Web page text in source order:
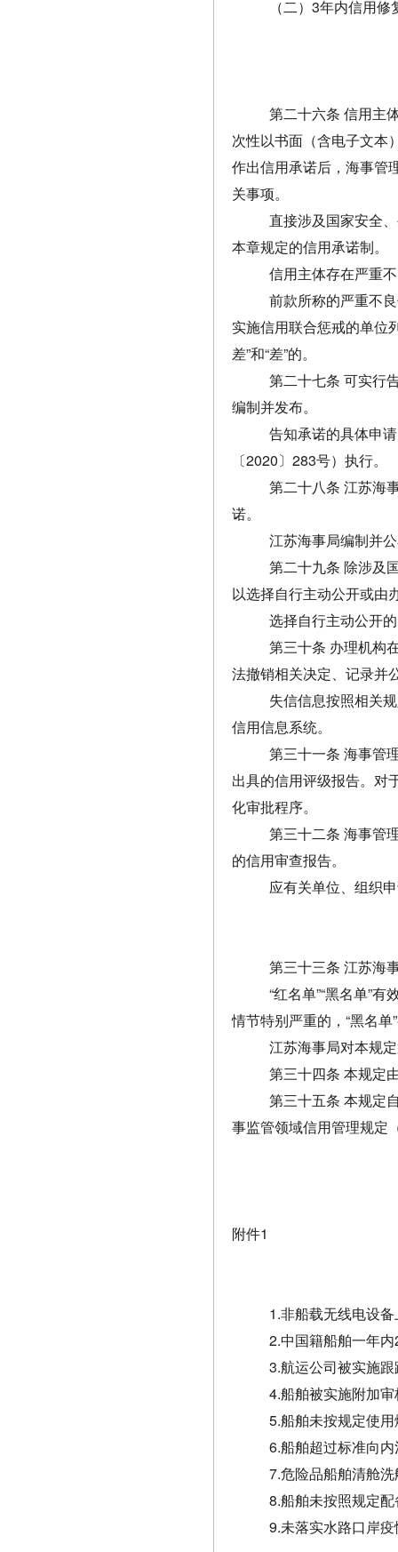
（二）3年内信用
第二十六条 信用主
次性以书面（含电子文本
作出信用承诺后，海事管
关事项。
直接涉及国家安全
本章规定的信用承诺制。
信用主体存在严重
前款所称的严重不
实施信用联合惩戒的单位
差”和“差”的。
第二十七条 可实行
编制并发布。
告知承诺的具体申
〔2020〕283号）执行。
第二十八条 江苏海
诺。
江苏海事局编制并
第二十九条 除涉及
以选择自行主动公开或由
选择自行主动公开
第三十条 办理机构
法撤销相关决定、记录并
失信信息按照相关
信用信息系统。
第三十一条 海事管
出具的信用评级报告。对
化审批程序。
第三十二条 海事管
的信用审查报告。
应有关单位、组织
第三十三条 江苏海
“红名单”“黑名单”
情节特别严重的，“黑名
江苏海事局对本规
第三十四条 本规定
第三十五条 本规定
事监管领域信用管理规定
附件1
1.非船载无线电设
2.中国籍船舶一年
3.航运公司被实施
4.船舶被实施附加
5.船舶未按规定使
6.船舶超过标准向
7.危险品船舶清舱
8.船舶未按照规定
9.未落实水路口岸